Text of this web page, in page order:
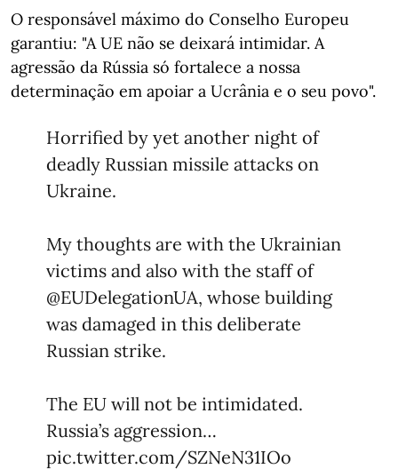
O responsável máximo do Conselho Europeu
garantiu: "A UE não se deixará intimidar. A
agressão da Rússia só fortalece a nossa
determinação em apoiar a Ucrânia e o seu povo".
Horrified by yet another night of
deadly Russian missile attacks on
Ukraine.
My thoughts are with the Ukrainian
victims and also with the staff of
@EUDelegationUA, whose building
was damaged in this deliberate
Russian strike.
The EU will not be intimidated.
Russia’s aggression…
pic.twitter.com/SZNeN31IOo